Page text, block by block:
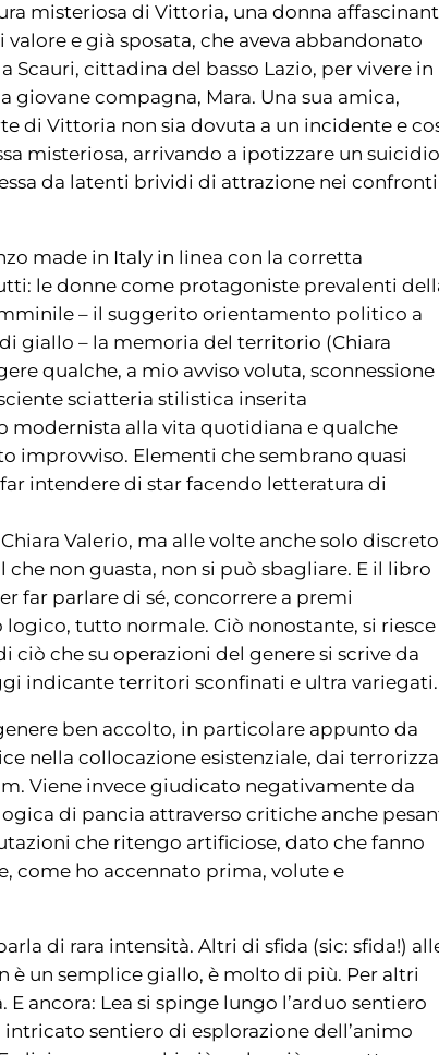
misteriosa di Vittoria, una donna
e già sposata, che aveva abbandonato
Scauri, cittadina del basso Lazio, per vivere in
compagna, Mara. Una sua amica,
di Vittoria non sia dovuta a un incidente e
misteriosa, arrivando a ipotizzare un
da latenti brividi di attrazione nei confronti
made in Italy in linea con la corretta
le donne come protagoniste prevalenti
– il suggerito orientamento politico a
giallo – la memoria del territorio (Chiara
qualche, a mio avviso voluta, sconnessione
sciatteria stilistica inserita
modernista alla vita quotidiana e qualche
improvviso. Elementi che sembrano quasi
intendere di star facendo letteratura di
Valerio, ma alle volte anche solo
non guasta, non si può sbagliare. E il libro
far parlare di sé, concorrere a premi
tutto normale. Ciò nonostante, si riesce
che su operazioni del genere si scrive da
indicante territori sconfinati e ultra variegati.
ben accolto, in particolare appunto da
nella collocazione esistenziale, dai
Viene invece giudicato negativamente da
di pancia attraverso critiche anche
che ritengo artificiose, dato che fanno
come ho accennato prima, volute e
di rara intensità. Altri di sfida (sic: sfida!)
è un semplice giallo, è molto di più. Per altri
ancora: Lea si spinge lungo l’arduo sentiero
sentiero di esplorazione dell’animo